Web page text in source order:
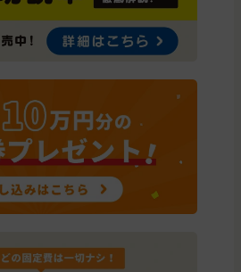
外壁と屋根の塗装
外壁と屋根の塗装
外壁の塗装
外壁と屋根の塗装
外壁と屋根の塗装
外壁と屋根の塗装
外壁の塗装